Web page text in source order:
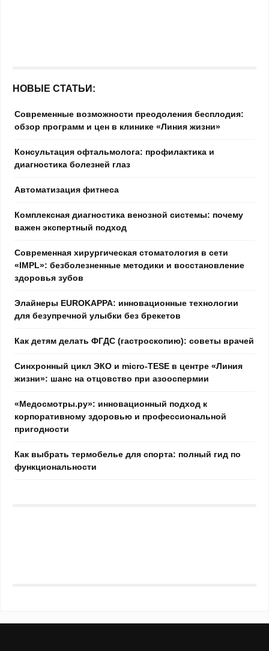
НОВЫЕ СТАТЬИ:
Современные возможности преодоления бесплодия:
обзор программ и цен в клинике «Линия жизни»
Консультация офтальмолога: профилактика и
диагностика болезней глаз
Автоматизация фитнеса
Комплексная диагностика венозной системы: почему
важен экспертный подход
Современная хирургическая стоматология в сети
«IMPL»: безболезненные методики и восстановление
здоровья зубов
Элайнеры EUROKAPPA: инновационные технологии
для безупречной улыбки без брекетов
Как детям делать ФГДС (гастроскопию): советы врачей
Синхронный цикл ЭКО и micro-TESE в центре «Линия
жизни»: шанс на отцовство при азооспермии
«Медосмотры.ру»: инновационный подход к
корпоративному здоровью и профессиональной
пригодности
Как выбрать термобелье для спорта: полный гид по
функциональности